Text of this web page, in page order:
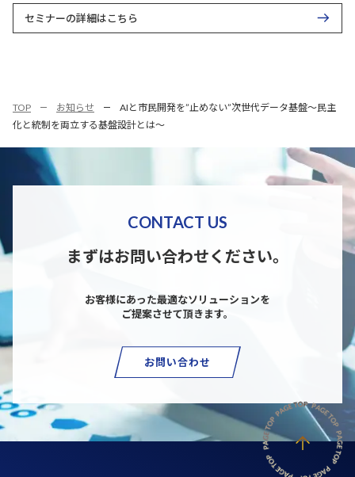
セミナーの詳細はこちら
TOP お知らせ
AIと市民開発を”止めない”次世代データ基盤～民主
化と統制を両立する基盤設計とは～
CONTACT US
まずはお問い合わせください。
お客様にあった最適なソリューションを
ご提案させて頂きます。
お問い合わせ